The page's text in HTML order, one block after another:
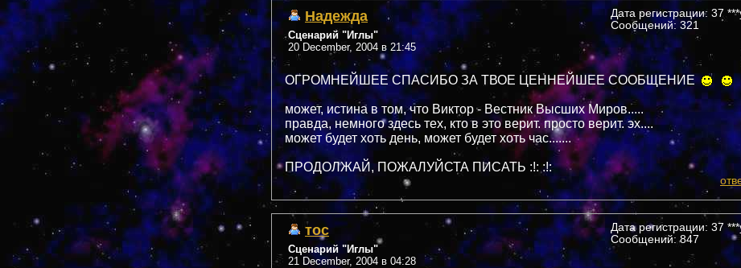
Надежда
Сценарий "Иглы"
20 December, 2004 в 21:45
Дата регистрации: 37
Сообщений: 321
ОГРОМНЕЙШЕЕ СПАСИБО ЗА ТВОЕ ЦЕННЕЙШЕЕ СООБЩЕНИЕ
может, истина в том, что Виктор - Вестник Высших Миров.....
правда, немного здесь тех, кто в это верит. просто верит. эх....
может будет хоть день, может будет хоть час.......
ПРОДОЛЖАЙ, ПОЖАЛУЙСТА ПИСАТЬ :!: :!:
тос
Сценарий "Иглы"
21 December, 2004 в 04:28
Дата регистрации: 37
Сообщений: 847